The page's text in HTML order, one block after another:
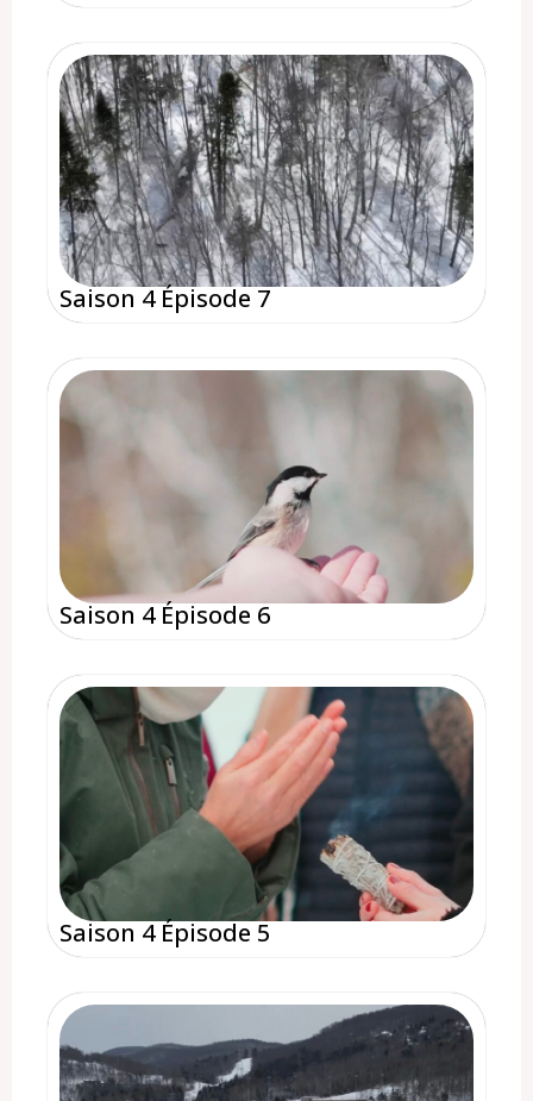
Saison 4 Épisode 7
Saison 4 Épisode 6
Saison 4 Épisode 5